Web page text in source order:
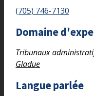
(705) 746-7130
Domaine
Tribunaux
Gladue
Langue parlée